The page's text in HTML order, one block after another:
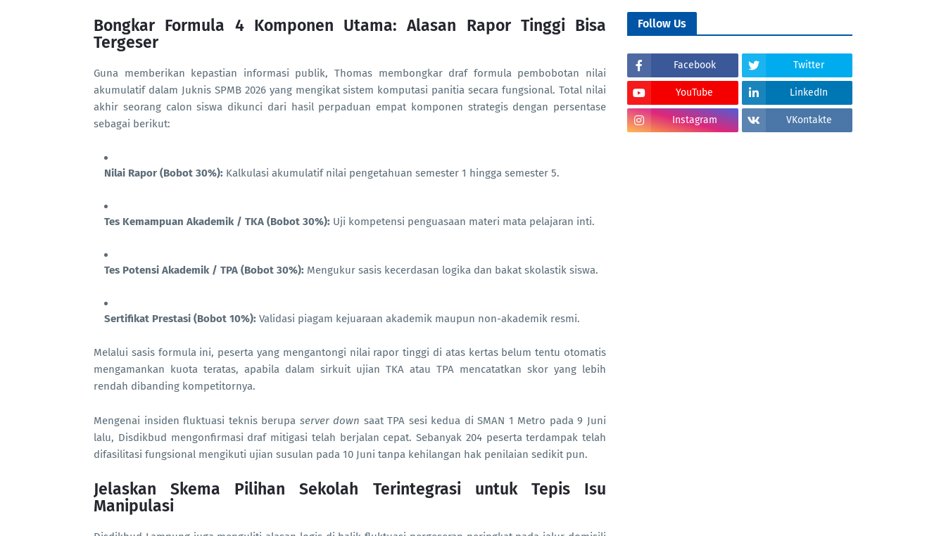
Bongkar Formula 4 Komponen Utama: Alasan Rapor Tinggi Bisa
Tergeser
Guna memberikan kepastian informasi publik, Thomas membongkar draf formula pembobotan nilai
akumulatif dalam Juknis SPMB 2026 yang mengikat sistem komputasi panitia secara fungsional. Total nilai
akhir seorang calon siswa dikunci dari hasil perpaduan empat komponen strategis dengan persentase
sebagai berikut:
Nilai Rapor (Bobot 30%): Kalkulasi akumulatif nilai pengetahuan semester 1 hingga semester 5.
Tes Kemampuan Akademik / TKA (Bobot 30%): Uji kompetensi penguasaan materi mata pelajaran inti.
Tes Potensi Akademik / TPA (Bobot 30%): Mengukur sasis kecerdasan logika dan bakat skolastik siswa.
Sertifikat Prestasi (Bobot 10%): Validasi piagam kejuaraan akademik maupun non-akademik resmi.
Melalui sasis formula ini, peserta yang mengantongi nilai rapor tinggi di atas kertas belum tentu otomatis
mengamankan kuota teratas, apabila dalam sirkuit ujian TKA atau TPA mencatatkan skor yang lebih
rendah dibanding kompetitornya.
Mengenai insiden fluktuasi teknis berupa server down saat TPA sesi kedua di SMAN 1 Metro pada 9 Juni
lalu, Disdikbud mengonfirmasi draf mitigasi telah berjalan cepat. Sebanyak 204 peserta terdampak telah
difasilitasi fungsional mengikuti ujian susulan pada 10 Juni tanpa kehilangan hak penilaian sedikit pun.
Jelaskan Skema Pilihan Sekolah Terintegrasi untuk Tepis Isu
Manipulasi
Follow Us
Facebook Twitter
YouTube LinkedIn
Instagram VKontakte